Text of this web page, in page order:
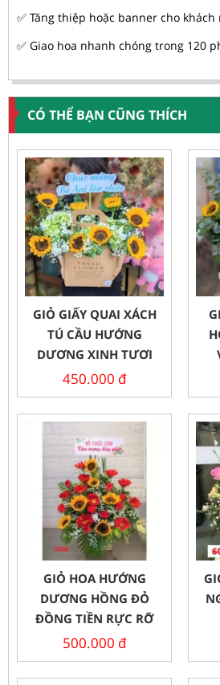
✅ Tăng thiệp hoặc banner cho
✅ Giao hoa nhanh chóng trong 120
CÓ THỂ BẠN CŨNG THÍCH
GIỎ GIẤY QUAI XÁCH
TÚ CẦU HƯỚNG
DƯƠNG XINH TƯƠI
450.000 đ
GIỎ HOA HƯỚNG
DƯƠNG HỒNG ĐỎ
ĐỒNG TIỀN RỰC RỠ
500.000 đ